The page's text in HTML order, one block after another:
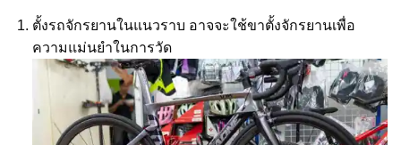
ตั้งรถจักรยานในแนวราบ อาจจะใช้ขาตั้งจักรยานเพื่อ
ความแม่นยำในการวัด